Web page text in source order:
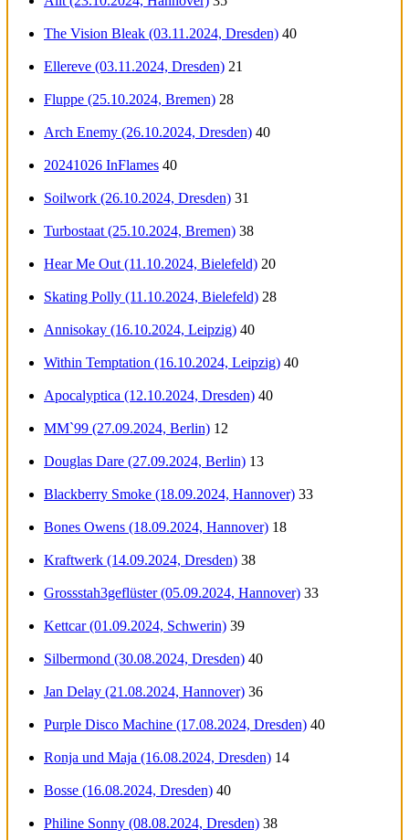
The Vision Bleak (03.11.2024, Dresden) 40
Ellereve (03.11.2024, Dresden) 21
Fluppe (25.10.2024, Bremen) 28
Arch Enemy (26.10.2024, Dresden) 40
20241026 InFlames 40
Soilwork (26.10.2024, Dresden) 31
Turbostaat (25.10.2024, Bremen) 38
Hear Me Out (11.10.2024, Bielefeld) 20
Skating Polly (11.10.2024, Bielefeld) 28
Annisokay (16.10.2024, Leipzig) 40
Within Temptation (16.10.2024, Leipzig) 40
Apocalyptica (12.10.2024, Dresden) 40
MM`99 (27.09.2024, Berlin) 12
Douglas Dare (27.09.2024, Berlin) 13
Blackberry Smoke (18.09.2024, Hannover) 33
Bones Owens (18.09.2024, Hannover) 18
Kraftwerk (14.09.2024, Dresden) 38
Grossstah3geflüster (05.09.2024, Hannover) 33
Kettcar (01.09.2024, Schwerin) 39
Silbermond (30.08.2024, Dresden) 40
Jan Delay (21.08.2024, Hannover) 36
Purple Disco Machine (17.08.2024, Dresden) 40
Ronja und Maja (16.08.2024, Dresden) 14
Bosse (16.08.2024, Dresden) 40
Philine Sonny (08.08.2024, Dresden) 38